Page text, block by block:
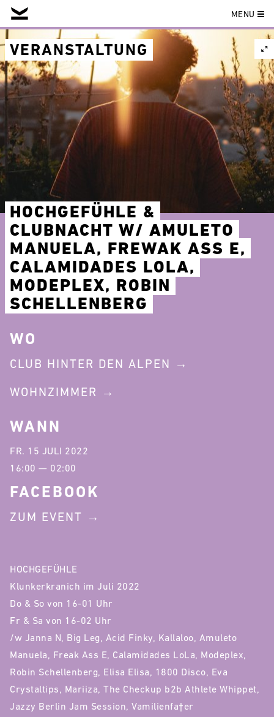
Skip
to
content
MENU
VERANSTALTUNG
HOCHGEFÜHLE &
CLUBNACHT W/ AMULETO
MANUELA, FREWAK ASS E,
CALAMIDADES LOLA,
MODEPLEX, ROBIN
SCHELLENBERG
HOCHGEFÜHLE
Klunkerkranich im Juli 2022
Do & So von 16-01 Uhr
Fr & Sa von 16-02 Uhr
/w Janna N, Big Leg, Acid Finky, Kallaloo, Amuleto
Manuela, Freak Ass E, Calamidades LoLa, Modeplex,
Robin Schellenberg, Elisa Elisa, 1800 Disco, Eva
Crystaltips, Mariiza, The Checkup b2b Athlete Whippet,
Jazzy Berlin Jam Session, Vamilienfa†er
WO
CLUB HINTER DEN ALPEN
WOHNZIMMER
WANN
FR. 15 JULI 2022
16:00 — 02:00
FACEBOOK
ZUM EVENT